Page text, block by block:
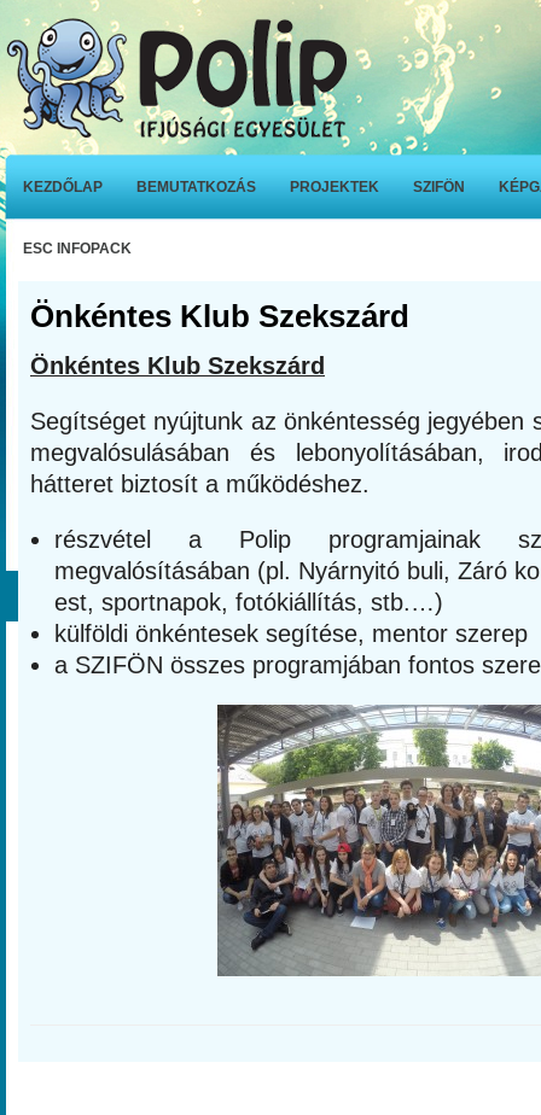
KEZDŐLAP BEMUTATKOZÁS PROJEKTEK SZIFÖN
ESC INFOPACK
Önkéntes Klub Szekszárd
Önkéntes Klub Szekszárd
Segítséget nyújtunk az önkéntesség jegyében
megvalósulásában és lebonyolításában,
hátteret biztosít a működéshez.
részvétel a Polip programjainak
megvalósításában (pl. Nyárnyitó buli, Záró
est, sportnapok, fotókiállítás, stb.…)
külföldi önkéntesek segítése, mentor szerep
a SZIFÖN összes programjában fontos